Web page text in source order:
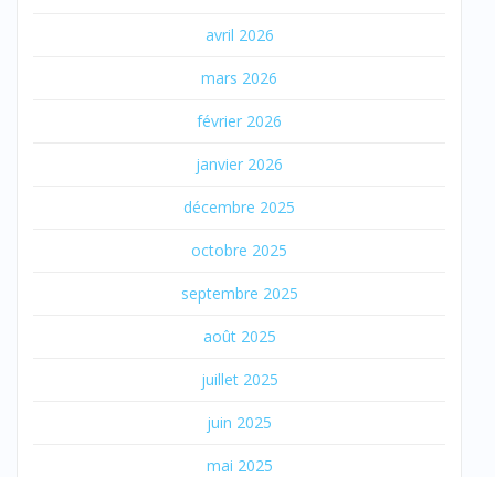
avril 2026
mars 2026
février 2026
janvier 2026
décembre 2025
octobre 2025
septembre 2025
août 2025
juillet 2025
juin 2025
mai 2025